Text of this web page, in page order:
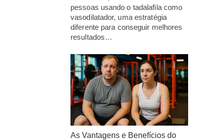
pessoas usando o tadalafila como
vasodilatador, uma estratégia
diferente para conseguir melhores
resultados…
As Vantagens e Benefícios do